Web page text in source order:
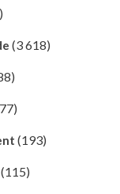
(3 618)
(193)